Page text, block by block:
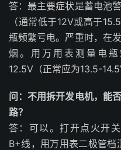
答：最主要症状是蓄电池
（通常低于12V或高于
瓶频繁亏电。严重时，在
烟。用万用表测量电
12.5V（正常应为13.5-
问：不用拆开发电机，能
路？
答：可以。打开点火开
B+线，用万用表二极管档